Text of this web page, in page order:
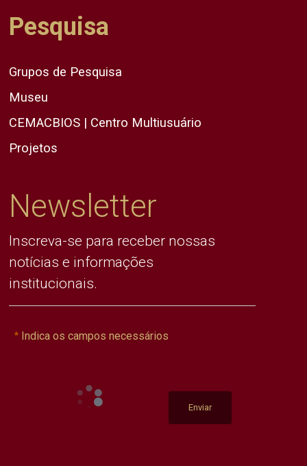
Pesquisa
Grupos de Pesquisa
Museu
CEMACBIOS | Centro Multiusuário
Projetos
Newsletter
Inscreva-se para receber nossas
notícias e informações
institucionais.
Indica os campos necessários
Enviar